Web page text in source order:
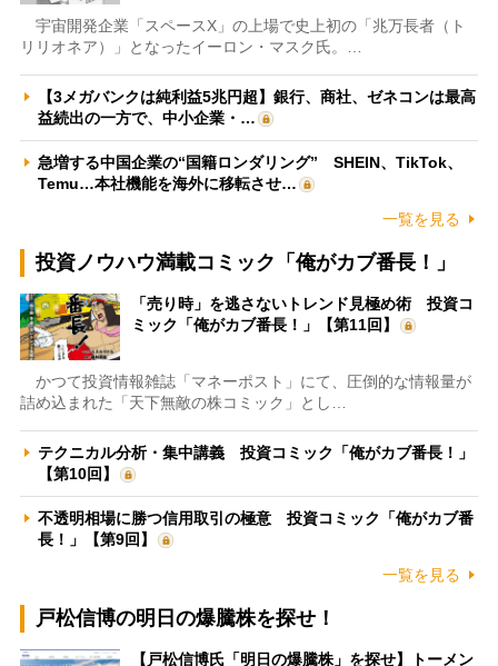
宇宙開発企業「スペースX」の上場で史上初の「兆万長者（ト
リリオネア）」となったイーロン・マスク氏。…
【3メガバンクは純利益5兆円超】銀行、商社、ゼネコンは最高
益続出の一方で、中小企業・…
急増する中国企業の“国籍ロンダリング” SHEIN、TikTok、
Temu…本社機能を海外に移転させ…
一覧を見る
投資ノウハウ満載コミック「俺がカブ番長！」
「売り時」を逃さないトレンド見極め術 投資コ
ミック「俺がカブ番長！」【第11回】
かつて投資情報雑誌「マネーポスト」にて、圧倒的な情報量が
詰め込まれた「天下無敵の株コミック」とし…
テクニカル分析・集中講義 投資コミック「俺がカブ番長！」
【第10回】
不透明相場に勝つ信用取引の極意 投資コミック「俺がカブ番
長！」【第9回】
一覧を見る
戸松信博の明日の爆騰株を探せ！
【戸松信博氏「明日の爆騰株」を探せ】トーメン